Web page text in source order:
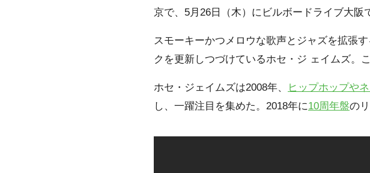
京で、5月26日（木）にビルボードライブ大阪
スモーキーかつメロウな歌声とジャズを拡張
クを更新しつづけているホセ・ジ ェイムズ。
ホセ・ジェイムズは2008年、 ヒップホップや
し、一躍注目を集めた。2018年に10周年盤の